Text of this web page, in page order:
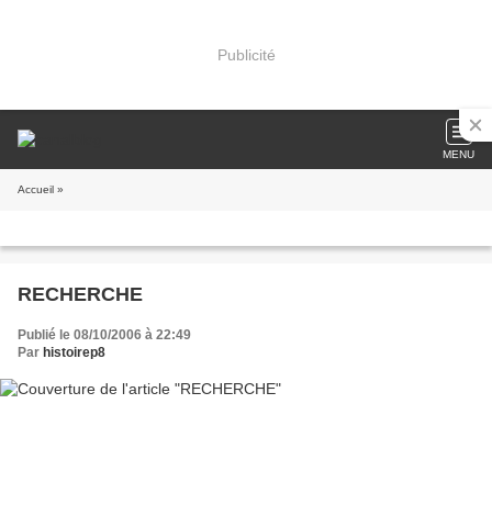
Publicité
MENU
Accueil »
RECHERCHE
Publié le 08/10/2006 à 22:49
Par histoirep8